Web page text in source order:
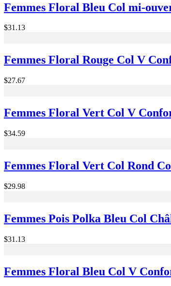
Femmes Floral Bleu Col mi-
$31.13
Femmes Floral Rouge Col V
$27.67
Femmes Floral Vert Col V
$34.59
Femmes Floral Vert Col Rond
$29.98
Femmes Pois Polka Bleu Col
$31.13
Femmes Floral Bleu Col V